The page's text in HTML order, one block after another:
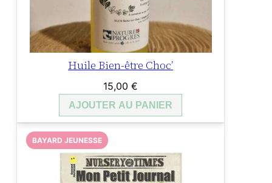
Huile Bien-être Choc’
15,00€
AJOUTER AU PANIER
BAYARD JEUNESSE